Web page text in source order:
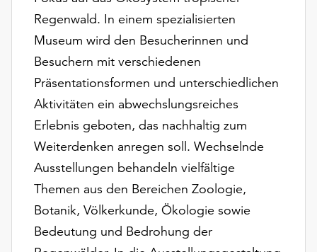
Verfügung.
Funktionale
Cookies
werden
ohne
Einverständnis
ausgeführt.
Möchten
verwendeten
Cookies
Regenwald. In einem spezialisierten
Museum wird den Besucherinnen und
Besuchern mit verschiedenen
Präsentationsformen und unterschiedlichen
Aktivitäten ein abwechslungsreiches
Erlebnis geboten, das nachhaltig zum
Weiterdenken anregen soll. Wechselnde
Ausstellungen behandeln vielfältige
Themen aus den Bereichen Zoologie,
Botanik, Völkerkunde, Ökologie sowie
Bedeutung und Bedrohung der